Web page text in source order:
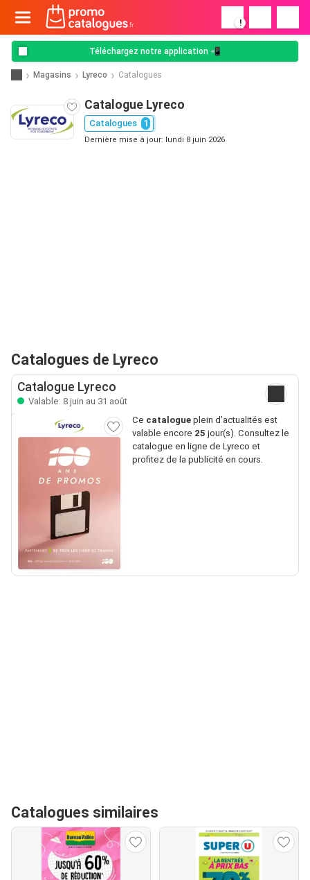
!
Téléchargez notre application 📲
Magasins Lyreco Catalogues
Catalogue Lyreco
Catalogues 1
Dernière mise à jour: lundi 8 juin 2026
Catalogues de Lyreco
Catalogue Lyreco
Valable: 8 juin au 31 août
Ce catalogueplein d’actualités est
valable encore 25 jour(s). Consultez le
catalogue en ligne de Lyreco et
profitez de la publicité en cours.
Catalogues similaires